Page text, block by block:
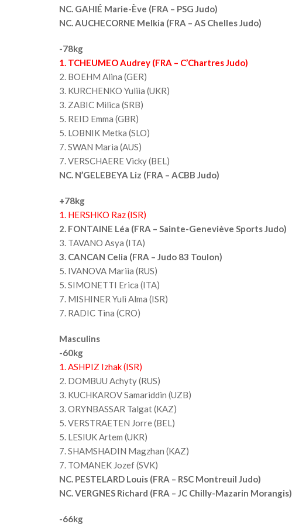
NC. GAHIÉ Marie-Ève (FRA – PSG Judo)
NC. AUCHECORNE Melkia (FRA – AS Chelles Judo)
-78kg
1. TCHEUMEO Audrey (FRA – C’Chartres Judo)
2. BOEHM Alina (GER)
3. KURCHENKO Yuliia (UKR)
3. ZABIC Milica (SRB)
5. REID Emma (GBR)
5. LOBNIK Metka (SLO)
7. SWAN Maria (AUS)
7. VERSCHAERE Vicky (BEL)
NC. N’GELEBEYA Liz (FRA – ACBB Judo)
+78kg
1. HERSHKO Raz (ISR)
2. FONTAINE Léa (FRA – Sainte-Geneviève Sports Judo)
3. TAVANO Asya (ITA)
3. CANCAN Celia (FRA – Judo 83 Toulon)
5. IVANOVA Mariia (RUS)
5. SIMONETTI Erica (ITA)
7. MISHINER Yuli Alma (ISR)
7. RADIC Tina (CRO)
Masculins
-60kg
1. ASHPIZ Izhak (ISR)
2. DOMBUU Achyty (RUS)
3. KUCHKAROV Samariddin (UZB)
3. ORYNBASSAR Talgat (KAZ)
5. VERSTRAETEN Jorre (BEL)
5. LESIUK Artem (UKR)
7. SHAMSHADIN Magzhan (KAZ)
7. TOMANEK Jozef (SVK)
NC. PESTELARD Louis (FRA – RSC Montreuil Judo)
NC. VERGNES Richard (FRA – JC Chilly-Mazarin Morangis)
-66kg